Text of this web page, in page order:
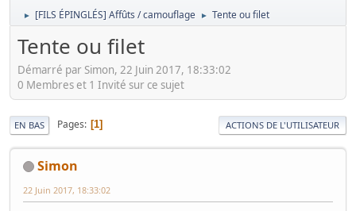
► [FILS ÉPINGLÉS] Affûts / camouflage ► Tente ou filet
Tente ou filet
Démarré par Simon, 22 Juin 2017, 18:33:02
0 Membres et 1 Invité sur ce sujet
EN BAS Pages 1 ACTIONS DE L'UTILISATEUR
Simon
22 Juin 2017, 18:33:02